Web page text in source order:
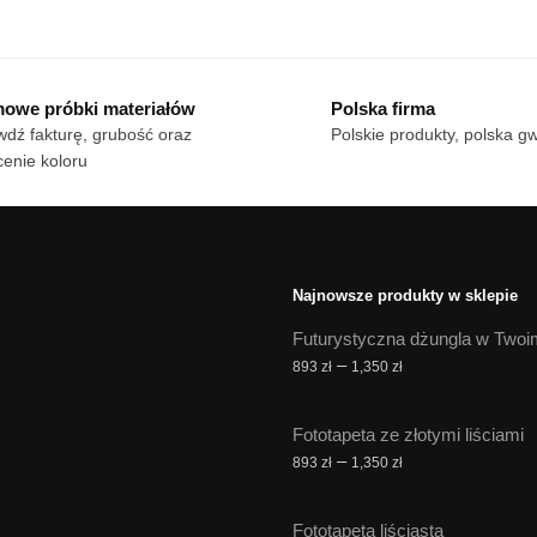
wariantów.
wybrać
produktu
próbki materiałów
fakturę, grubość oraz
koloru
Polska firma
Polskie produkty, polska
Najnowsze produkty w sklepie
Futurystyczna dżungla w
893 zł – 1,350 złZakres
893 zł
Fototapeta ze złotymi liściami
893 zł – 1,350 złZakres
Fototapeta liściasta